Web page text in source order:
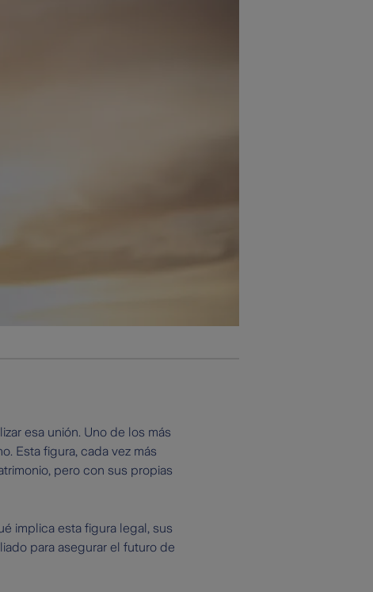
esa unión. Uno de los más
Esta figura, cada vez más
pero con sus propias
implica esta figura legal, sus
para asegurar el futuro de